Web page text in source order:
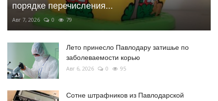
порядке перечисления...
Авг 7, 2026 0 79
Лето принесло Павлодару затишье по
заболеваемости корью
Авг 6, 2026 0 95
Сотне штрафников из Павлодарской